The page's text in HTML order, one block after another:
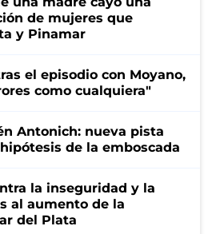
de mujeres que
y Pinamar
el episodio con Moyano,
como cualquiera"
Antonich: nueva pista
de la emboscada
la inseguridad y la
al aumento de la
del Plata